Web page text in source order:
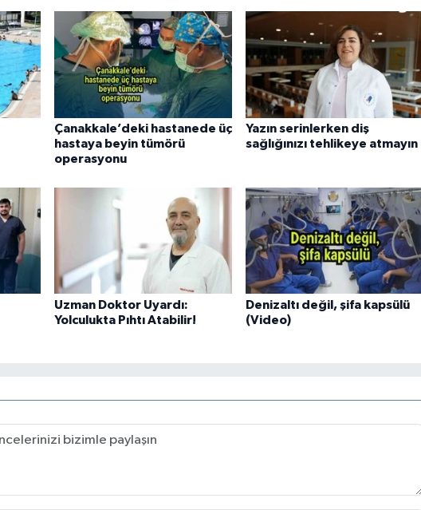
Çanakkale’deki hastanede üç
hastaya beyin tümörü
operasyonu
Yazın serinlerken diş
sağlığınızı tehlikeye atmayın
Uzman Doktor Uyardı:
Yolculukta Pıhtı Atabilir!
Denizaltı değil, şifa kapsülü
(Video)